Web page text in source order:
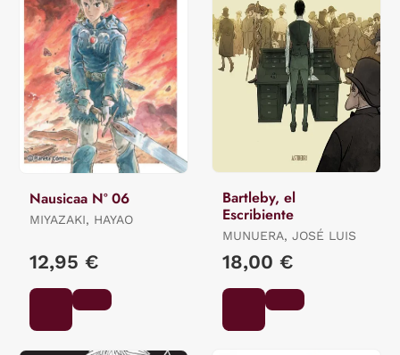
Nausicaa Nº 06
MIYAZAKI, HAYAO
12,95 €
Bartleby, el
Escribiente
MUNUERA, JOSÉ LUIS
18,00 €